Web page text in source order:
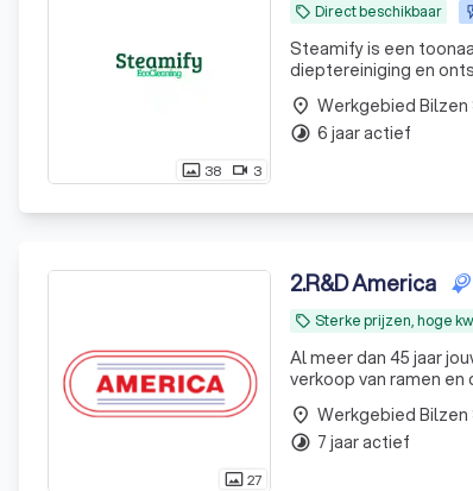
photo_size_select_actual 38 videocam 3
local_offer Direct beschikbaar
Steamify is een
dieptereiniging en
gespecialiseerde
grootkeukens, koel-
place Werkgebied Bilzen
timelapse 6 jaar actief
photo_size_select_actual27
2.R&D America
local_offer Sterke prijzen, hoge
Al meer dan 45 jaar
verkoop van ramen
outdoor living. Denk
place Werkgebied Bilzen
timelapse 7 jaar actief